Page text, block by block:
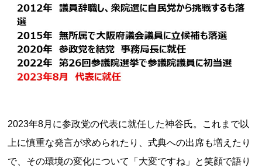
2023年8月に参政党の代表に就任した神谷氏。これまで以
上に慎重な発言が求められたり、式典への出席も増えたり
で、その環境の変化について「大変ですね」と笑顔で語り